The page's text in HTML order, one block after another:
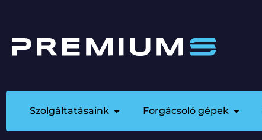
Szolgáltatásaink Forgácsoló gépek